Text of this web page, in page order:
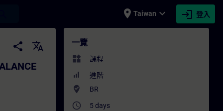
place Taiwan expand_more login 登入
- 培訓 - 培訓 - 專業發展 | SITRAIN
share
translate
一覽
widgets 課程
進階
where_to_vote BR
access_time 5 days